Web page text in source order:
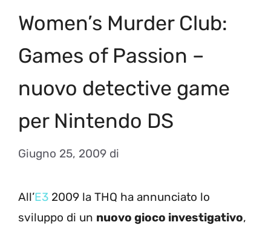
Women’s Murder Club:
Games of Passion –
nuovo detective game
per Nintendo DS
Giugno 25, 2009 di
All’E3 2009 la THQ ha annunciato lo
sviluppo di un nuovo gioco investigativo,